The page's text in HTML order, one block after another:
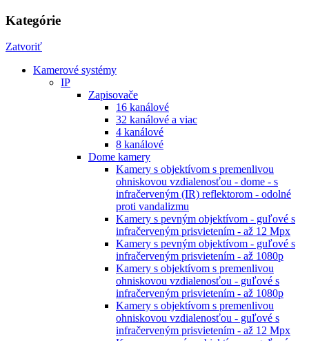
Kategórie
Zatvoriť
Kamerové systémy
IP
Zapisovače
16 kanálové
32 kanálové a viac
4 kanálové
8 kanálové
Dome kamery
Kamery s objektívom s premenlivou
ohniskovou vzdialenosťou - dome - s
infračerveným (IR) reflektorom - odolné
proti vandalizmu
Kamery s pevným objektívom - guľové s
infračerveným prisvietením - až 12 Mpx
Kamery s pevným objektívom - guľové s
infračerveným prisvietením - až 1080p
Kamery s objektívom s premenlivou
ohniskovou vzdialenosťou - guľové s
infračerveným prisvietením - až 1080p
Kamery s objektívom s premenlivou
ohniskovou vzdialenosťou - guľové s
infračerveným prisvietením - až 12 Mpx